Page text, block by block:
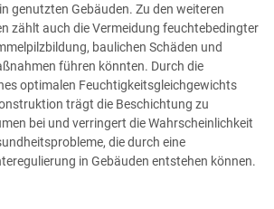
genutzten Gebäuden. Zu den weiteren
zählt auch die Vermeidung feuchtebedingter
baulichen Schäden und
führen könnten. Durch die
optimalen Feuchtigkeitsgleichgewichts
trägt die Beschichtung zu
bei und verringert die Wahrscheinlichkeit
die durch eine
in Gebäuden entstehen können.